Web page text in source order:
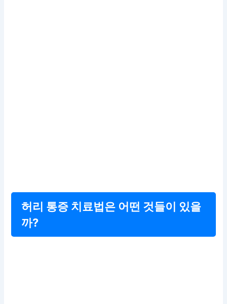
허리 통증 치료법은 어떤 것들이 있을
까?